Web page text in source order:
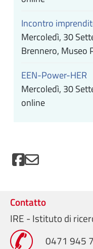
Incontro
Mercoledì, 30
Brennero, Museo
EEN-Power-HER
Mercoledì, 30
online
Contatto
IRE - Istituto di
0471 945